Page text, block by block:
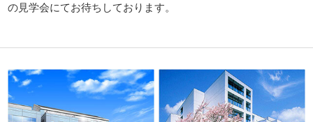
の見学会にてお待ちしております。